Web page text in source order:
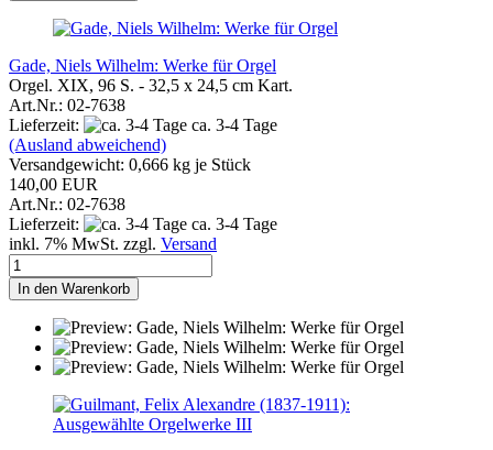
Gade, Niels Wilhelm: Werke für Orgel
Orgel. XIX, 96 S. - 32,5 x 24,5 cm Kart.
Art.Nr.: 02-7638
Lieferzeit:
ca. 3-4 Tage
(Ausland abweichend)
Versandgewicht: 0,666 kg je Stück
140,00 EUR
Art.Nr.: 02-7638
Lieferzeit:
ca. 3-4 Tage
inkl. 7% MwSt. zzgl. Versand
In den Warenkorb